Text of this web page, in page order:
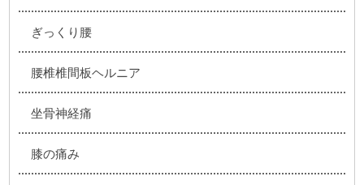
ぎっくり腰
腰椎椎間板ヘルニア
坐骨神経痛
膝の痛み